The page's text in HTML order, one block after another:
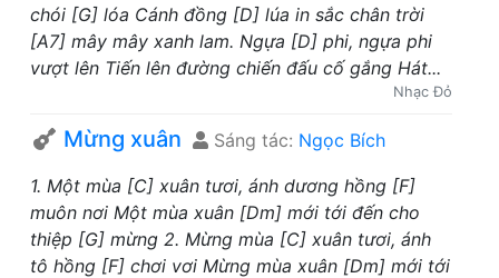
chói [G] lóa Cánh đồng [D] lúa in sắc chân trời
[A7] mây mây xanh lam. Ngựa [D] phi, ngựa phi
vượt lên Tiến lên đường chiến đấu cố gắng Hát...
Nhạc Đỏ
Mừng xuân Sáng tác: Ngọc Bích
1. Một mùa [C] xuân tươi, ánh dương hồng [F]
muôn nơi Một mùa xuân [Dm] mới tới đến cho
thiệp [G] mừng 2. Mừng mùa [C] xuân tươi, ánh
tô hồng [F] chơi vơi Mừng mùa xuân [Dm] mới tới